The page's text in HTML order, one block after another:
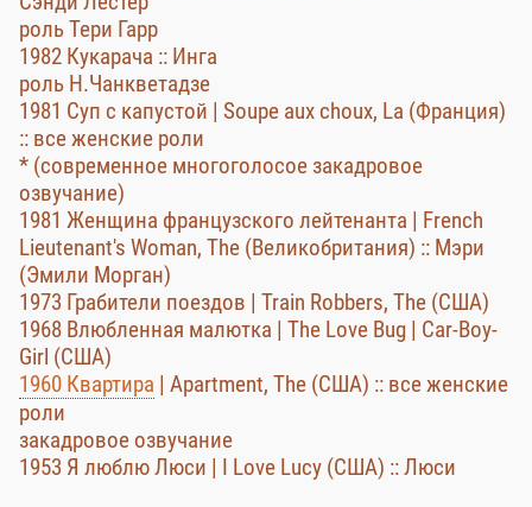
роль Тери Гарр
1982 Кукарача :: Инга
роль Н.Чанкветадзе
1981 Суп с капустой | Soupe aux choux, La (Франция)
:: все женские роли
* (современное многоголосое закадровое
озвучание)
1981 Женщина французского лейтенанта | French
Lieutenant's Woman, The (Великобритания) :: Мэри
(Эмили Морган)
1973 Грабители поездов | Train Robbers, The (США)
1968 Влюбленная малютка | The Love Bug | Car-Boy-
Girl (США)
1960 Квартира | Apartment, The (США) :: все женские
роли
закадровое озвучание
1953 Я люблю Люси | I Love Lucy (США) :: Люси